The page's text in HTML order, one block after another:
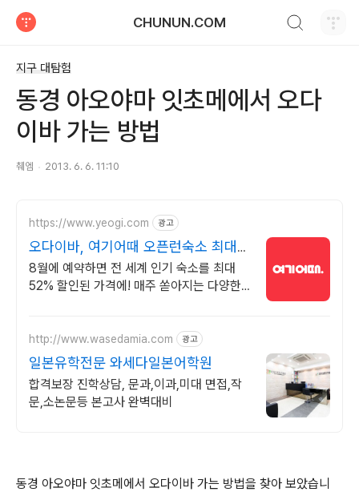
CHUNUN.COM
지구 대탐험
동경 아오야마 잇초메에서 오다
이바 가는 방법
췌엠 2013. 6. 6. 11:10
https://www.yeogi.com 광고
오다이바, 여기어때 오픈런숙소 최대
81% 할인
8월에 예약하면 전 세계 인기 숙소를 최대
52% 할인된 가격에! 매주 쏟아지는 다양한
http://www.wasedamia.com 광고
일본유학전문 와세다일본어학원
합격보장 진학상담, 문과,이과,미대 면접,작
문,소논문등 본고사 완벽대비
동경 아오야마 잇초메에서 오다이바 가는 방법을 찾아 보았습니